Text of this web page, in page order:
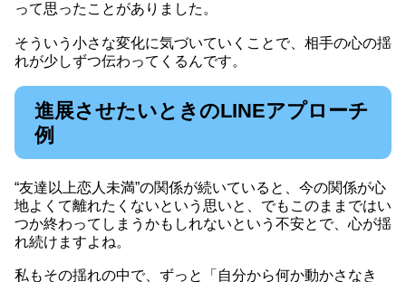
って思ったことがありました。
そういう小さな変化に気づいていくことで、相手の心の揺
れが少しずつ伝わってくるんです。
進展させたいときのLINEアプローチ
例
“友達以上恋人未満”の関係が続いていると、今の関係が心
地よくて離れたくないという思いと、でもこのままではい
つか終わってしまうかもしれないという不安とで、心が揺
れ続けますよね。
私もその揺れの中で、ずっと「自分から何か動かさなき